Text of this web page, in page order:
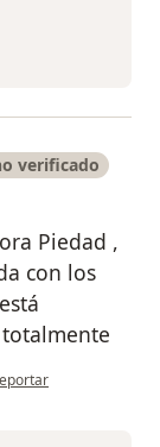
verificado
Piedad ,
con los
opinión del usuario